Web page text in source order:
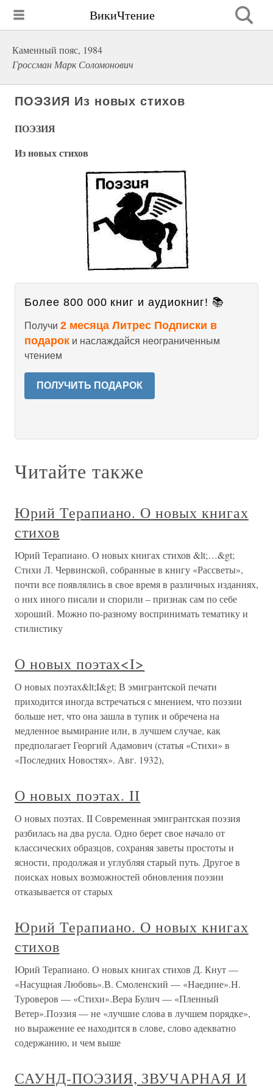
ВикиЧтение
Каменный пояс, 1984
Гроссман Марк Соломонович
ПОЭЗИЯ Из новых стихов
ПОЭЗИЯ
Из новых стихов
Более 800 000 книг и аудиокниг! 📚
Получи 2 месяца Литрес Подписки в
подарок и наслаждайся неограниченным
чтением
ПОЛУЧИТЬ ПОДАРОК
Читайте также
Юрий Терапиано. О новых книгах
стихов
Юрий Терапиано. О новых книгах стихов &lt;…&gt;
Стихи Л. Червинской, собранные в книгу «Рассветы»,
почти все появлялись в свое время в различных изданиях,
о них иного писали и спорили – признак сам по себе
хороший. Можно по-разному воспринимать тематику и
стилистику
О новых поэтах<I>
О новых поэтах&lt;I&gt; В эмигрантской печати
приходится иногда встречаться с мнением, что поэзии
больше нет, что она зашла в тупик и обречена на
медленное вымирание или, в лучшем случае, как
предполагает Георгий Адамович (статья «Стихи» в
«Последних Новостях». Авг. 1932),
О новых поэтах. II
О новых поэтах. II Современная эмигрантская поэзия
разбилась на два русла. Одно берет свое начало от
классических образцов, сохраняя заветы простоты и
ясности, продолжая и углубляя старый путь. Другое в
поисках новых возможностей обновления поэзии
отказывается от старых
Юрий Терапиано. О новых книгах
стихов
Юрий Терапиано. О новых книгах стихов Д. Кнут —
«Насущная Любовь».В. Смоленский — «Наедине».Н.
Туроверов — «Стихи».Вера Булич — «Пленный
Ветер».Поэзия — не «лучшие слова в лучшем порядке»,
но выражение ее находится в слове, слово адекватно
содержанию, и чем выше
САУНД-ПОЭЗИЯ, ЗВУЧАРНАЯ И